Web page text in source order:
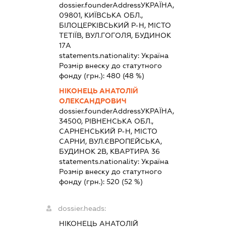
dossier.founderAddressУКРАЇНА,
09801, КИЇВСЬКА ОБЛ.,
БІЛОЦЕРКІВСЬКИЙ Р-Н, МІСТО
ТЕТІЇВ, ВУЛ.ГОГОЛЯ, БУДИНОК
17А
statements.nationality: Україна
Розмір внеску до статутного
фонду (грн.): 480 (48 %)
НІКОНЕЦЬ АНАТОЛІЙ
ОЛЕКСАНДРОВИЧ
dossier.founderAddressУКРАЇНА,
34500, РІВНЕНСЬКА ОБЛ.,
САРНЕНСЬКИЙ Р-Н, МІСТО
САРНИ, ВУЛ.ЄВРОПЕЙСЬКА,
БУДИНОК 2В, КВАРТИРА 36
statements.nationality: Україна
Розмір внеску до статутного
фонду (грн.): 520 (52 %)
dossier.heads:
НІКОНЕЦЬ АНАТОЛІЙ